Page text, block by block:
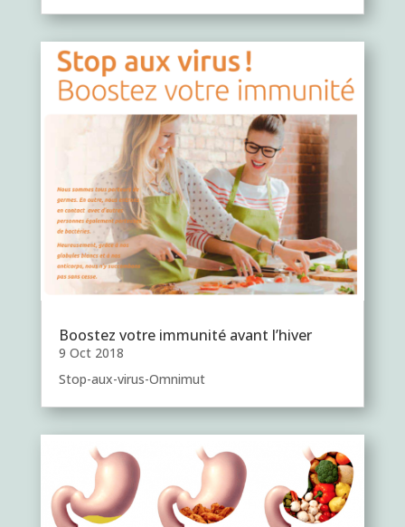
Boostez votre immunité avant l’hiver
9 Oct 2018
Stop-aux-virus-Omnimut